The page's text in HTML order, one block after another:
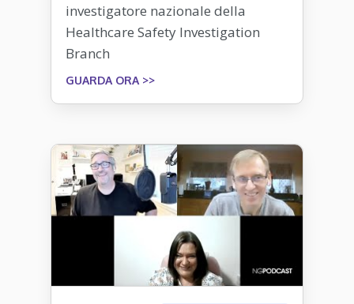
investigatore nazionale della
Healthcare Safety Investigation
Branch
GUARDA ORA >>